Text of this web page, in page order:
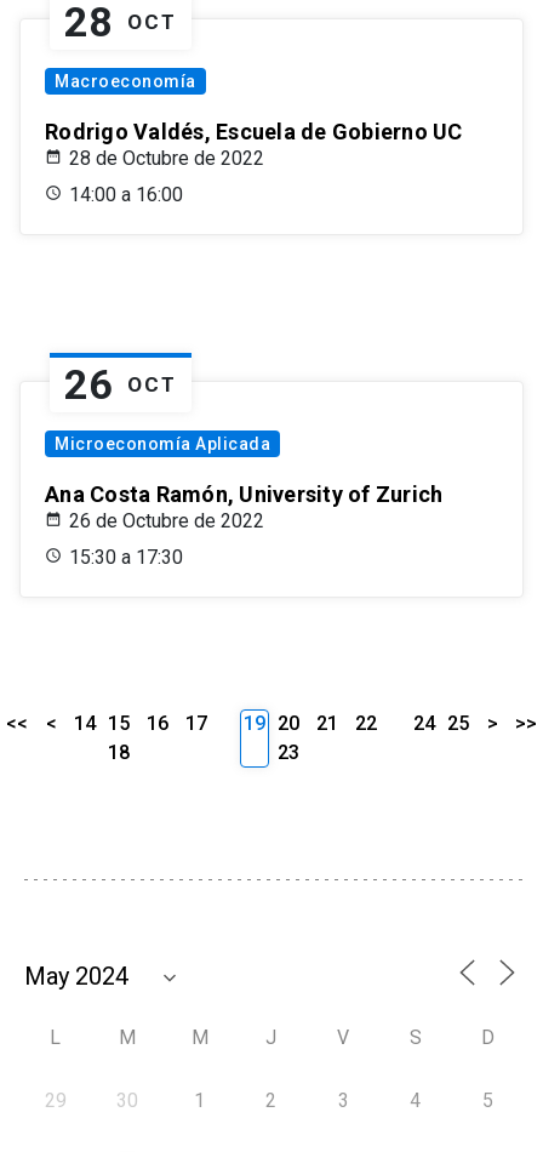
28 OCT
Macroeconomía
Rodrigo Valdés, Escuela de Gobierno UC
28 de Octubre de 2022
14:00 a 16:00
26 OCT
Microeconomía Aplicada
Ana Costa Ramón, University of Zurich
26 de Octubre de 2022
15:30 a 17:30
<< < 14 15 16
17
18
19 20 21
22
23
24 25 > >>
L M M J V S D
29 30 1 2 3 4 5